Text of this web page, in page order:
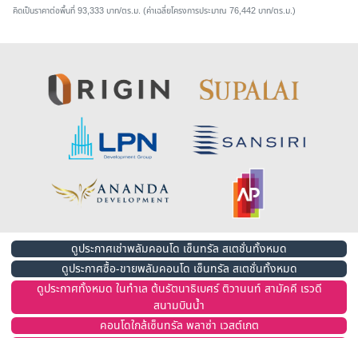
คิดเป็นราคาต่อพื้นที่ 93,333 บาท/ตร.ม. (ค่าเฉลี่ยโครงการประมาณ 76,442 บาท/ตร.ม.)
ดูประกาศเช่าพลัมคอนโด เซ็นทรัล สเตชั่นทั้งหมด
ดูประกาศซื้อ-ขายพลัมคอนโด เซ็นทรัล สเตชั่นทั้งหมด
ดูประกาศทั้งหมด ในทำเล ต้นรัตนาธิเบศร์ ติวานนท์ สามัคคี เรวดี
สนามบินน้ำ
คอนโดใกล้เซ็นทรัล พลาซ่า เวสต์เกต